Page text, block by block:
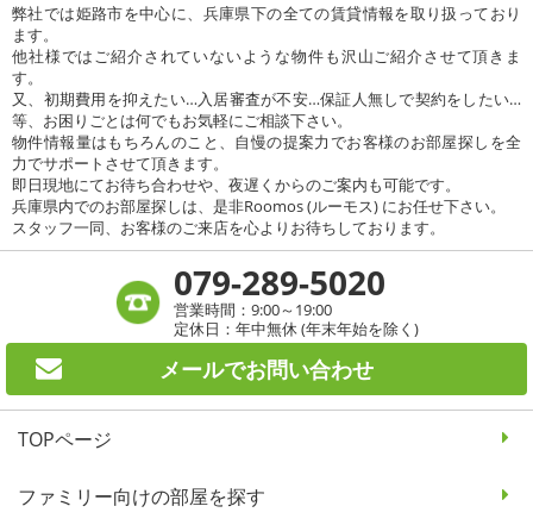
弊社では姫路市を中心に、兵庫県下の全ての賃貸情報を取り扱っており
ます。
他社様ではご紹介されていないような物件も沢山ご紹介させて頂きま
す。
又、初期費用を抑えたい…入居審査が不安…保証人無しで契約をしたい…
等、お困りごとは何でもお気軽にご相談下さい。
物件情報量はもちろんのこと、自慢の提案力でお客様のお部屋探しを全
力でサポートさせて頂きます。
即日現地にてお待ち合わせや、夜遅くからのご案内も可能です。
兵庫県内でのお部屋探しは、是非Roomos (ルーモス) にお任せ下さい。
スタッフ一同、お客様のご来店を心よりお待ちしております。
079-289-5020
営業時間：9:00～19:00
定休日：年中無休 (年末年始を除く)
メールでお問い合わせ
TOPページ
ファミリー向けの部屋を探す